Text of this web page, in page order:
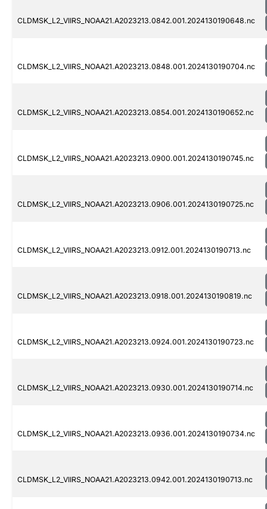
CLDMSK_L2_VIIRS_NOAA21.A2023213.0842.001.2024130190648.nc
CLDMSK_L2_VIIRS_NOAA21.A2023213.0848.001.2024130190704.nc
CLDMSK_L2_VIIRS_NOAA21.A2023213.0854.001.2024130190652.nc
CLDMSK_L2_VIIRS_NOAA21.A2023213.0900.001.2024130190745.nc
CLDMSK_L2_VIIRS_NOAA21.A2023213.0906.001.2024130190725.nc
CLDMSK_L2_VIIRS_NOAA21.A2023213.0912.001.2024130190713.nc
CLDMSK_L2_VIIRS_NOAA21.A2023213.0918.001.2024130190819.nc
CLDMSK_L2_VIIRS_NOAA21.A2023213.0924.001.2024130190723.nc
CLDMSK_L2_VIIRS_NOAA21.A2023213.0930.001.2024130190714.nc
CLDMSK_L2_VIIRS_NOAA21.A2023213.0936.001.2024130190734.nc
CLDMSK_L2_VIIRS_NOAA21.A2023213.0942.001.2024130190713.nc